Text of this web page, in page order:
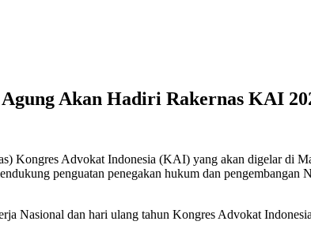
Akan Hadiri Rakernas KAI
Kongres Advokat Indonesia (KAI) yang akan digelar di
penguatan penegakan hukum dan pengembangan
Nasional dan hari ulang tahun Kongres Advokat